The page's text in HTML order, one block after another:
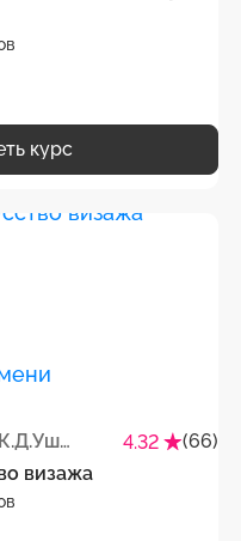
курс
АНО "НИУДПО имени К.Д.Ушинского" 4.32
(66)
визажа